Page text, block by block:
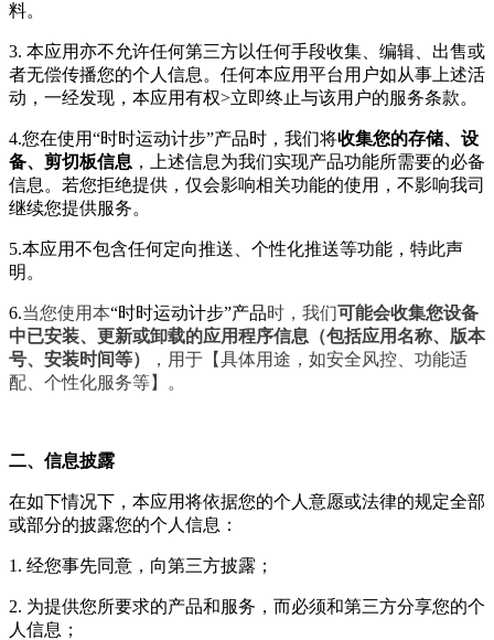
料。
3. 本应用亦不允许任何第三方以任何手段收集、编辑、出售或
者无偿传播您的个人信息。任何本应用平台用户如从事上述活
动，一经发现，本应用有权>立即终止与该用户的服务条款。
4.您在使用“时时运动计步”产品时，我们将收集您的存储、设
备、剪切板信息 ，上述信息为我们实现产品功能所需要的必备
信息。若您拒绝提供，仅会影响相关功能的使用，不影响我司
继续您提供服务。
5.本应用不包含任何定向推送、个性化推送等功能，特此声
明。
6.当您使用本“时时运动计步”产品时，我们可能会收集您设备
中已安装、更新或卸载的应用程序信息（包括应用名称、版本
号、安装时间等）
，用于【具体用途，如安全风控、功能适
配、个性化服务等】。
二、信息披露
在如下情况下，本应用将依据您的个人意愿或法律的规定全部
或部分的披露您的个人信息：
1. 经您事先同意，向第三方披露；
2. 为提供您所要求的产品和服务，而必须和第三方分享您的个
人信息；